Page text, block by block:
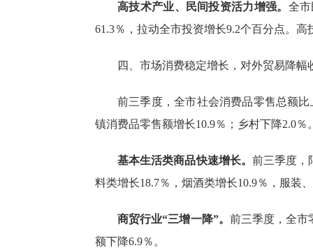
高技术产业、民间投资活力增强。 全
61.3％，拉动全市投资增长9.2个百分点。
四、 市场消费稳定增长，对外贸易降幅
前三季度，全市社会消费品零售总额比
镇消费品零售额增长10.9％；乡村下降2.0
基本生活类商品快速增长。 前三季度 ，
料类增长18.7％，烟酒类增长10.9％，服装
商贸行业“三增一降”。 前三季度，全市
额下降6.9％。